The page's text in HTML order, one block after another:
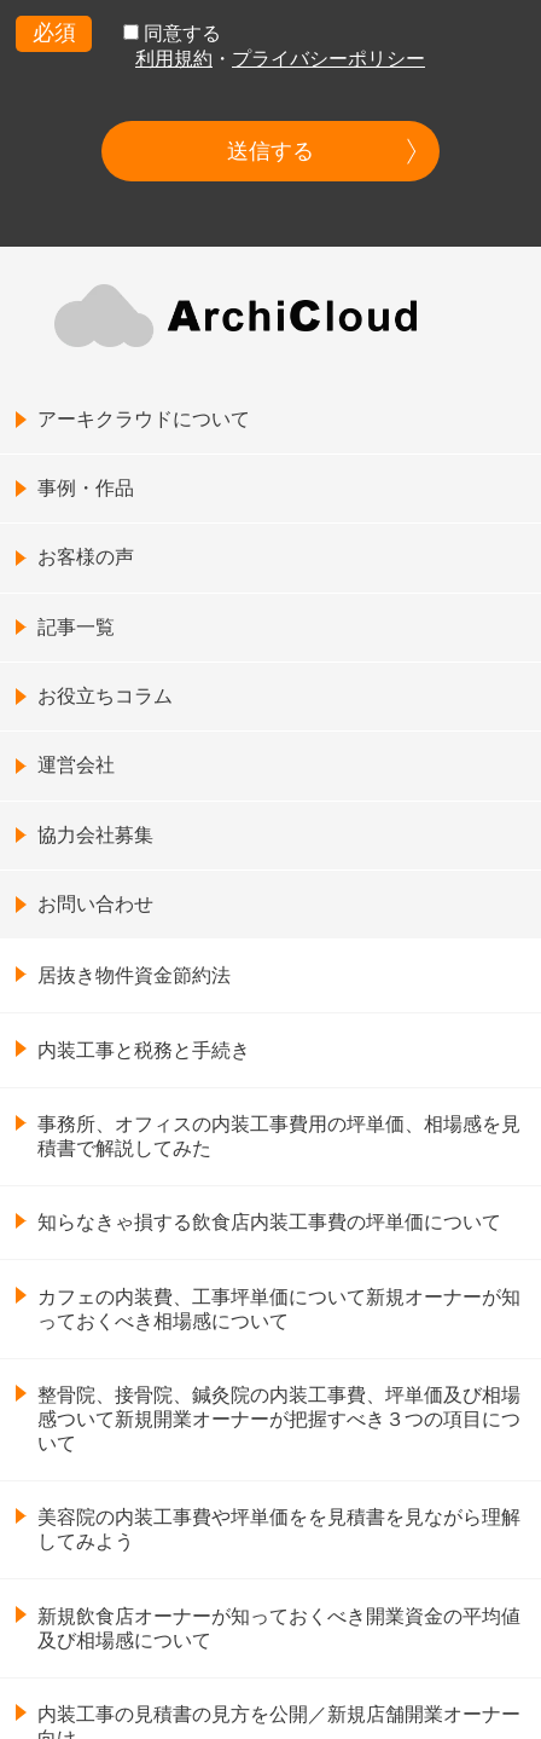
必須
同意する
利用規約 ・ プライバシーポリシー
送信する
アーキクラウドについて
事例・作品
お客様の声
記事一覧
お役立ちコラム
運営会社
協力会社募集
お問い合わせ
居抜き物件資金節約法
内装工事と税務と手続き
事務所、オフィスの内装工事費用の坪単価、相場感を見
積書で解説してみた
知らなきゃ損する飲食店内装工事費の坪単価について
カフェの内装費、工事坪単価について新規オーナーが知
っておくべき相場感について
整骨院、接骨院、鍼灸院の内装工事費、坪単価及び相場
感ついて新規開業オーナーが把握すべき３つの項目につ
いて
美容院の内装工事費や坪単価をを見積書を見ながら理解
してみよう
新規飲食店オーナーが知っておくべき開業資金の平均値
及び相場感について
内装工事の見積書の見方を公開／新規店舗開業オーナー